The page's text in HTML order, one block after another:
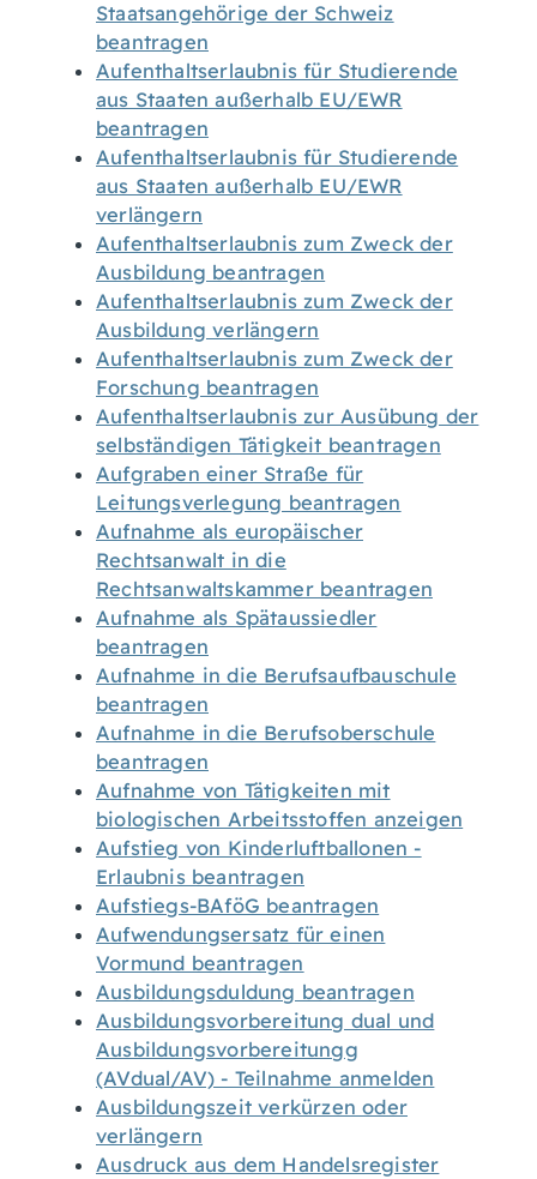
Staatsangehörige der Schweiz
beantragen
Aufenthaltserlaubnis für Studierende
aus Staaten außerhalb EU/EWR
beantragen
Aufenthaltserlaubnis für Studierende
aus Staaten außerhalb EU/EWR
verlängern
Aufenthaltserlaubnis zum Zweck der
Ausbildung beantragen
Aufenthaltserlaubnis zum Zweck der
Ausbildung verlängern
Aufenthaltserlaubnis zum Zweck der
Forschung beantragen
Aufenthaltserlaubnis zur Ausübung der
selbständigen Tätigkeit beantragen
Aufgraben einer Straße für
Leitungsverlegung beantragen
Aufnahme als europäischer
Rechtsanwalt in die
Rechtsanwaltskammer beantragen
Aufnahme als Spätaussiedler
beantragen
Aufnahme in die Berufsaufbauschule
beantragen
Aufnahme in die Berufsoberschule
beantragen
Aufnahme von Tätigkeiten mit
biologischen Arbeitsstoffen anzeigen
Aufstieg von Kinderluftballonen -
Erlaubnis beantragen
Aufstiegs-BAföG beantragen
Aufwendungsersatz für einen
Vormund beantragen
Ausbildungsduldung beantragen
Ausbildungsvorbereitung dual und
Ausbildungsvorbereitungg
(AVdual/AV) - Teilnahme anmelden
Ausbildungszeit verkürzen oder
verlängern
Ausdruck aus dem Handelsregister